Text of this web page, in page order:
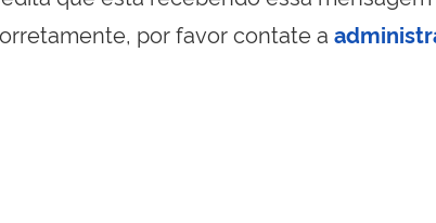
por favor contate a